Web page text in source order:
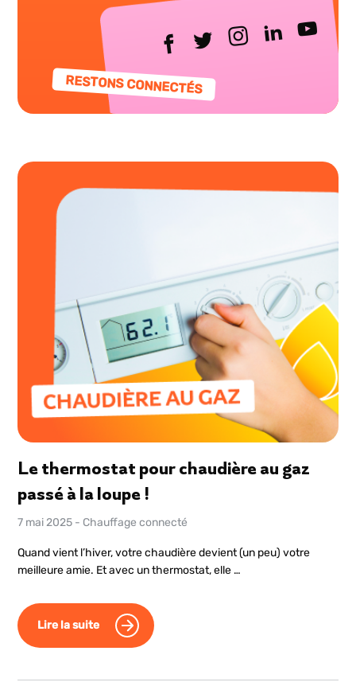
RESTONS CONNECTÉS
Le thermostat pour chaudière au gaz
passé à la loupe !
7 mai 2025 - Chauffage connecté
Quand vient l’hiver, votre chaudière devient (un peu) votre
meilleure amie. Et avec un thermostat, elle …
Lire la suite